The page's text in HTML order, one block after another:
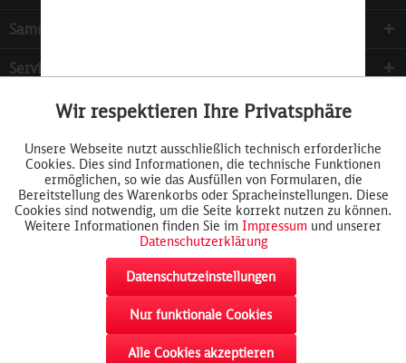
Sammeln
Services
AGB Cookie-Einstellungen
Impressum
Datenschutz Widerrufsrecht
Funktionale Aktiv
Tracking Inaktiv
Wir respektieren Ihre Privatsphäre
Unsere Webseite nutzt ausschließlich technisch erforderliche
Cookies. Dies sind Informationen, die technische Funktionen
ermöglichen, so wie das Ausfüllen von Formularen, die
Bereitstellung des Warenkorbs oder Spracheinstellungen. Diese
Cookies sind notwendig, um die Seite korrekt nutzen zu können.
Weitere Informationen finden Sie im Impressum und unserer
Datenschutzerklärung
Datenschutzeinstellungen
Nur funktionale Cookies
akzeptieren
Alle Cookies akzeptieren